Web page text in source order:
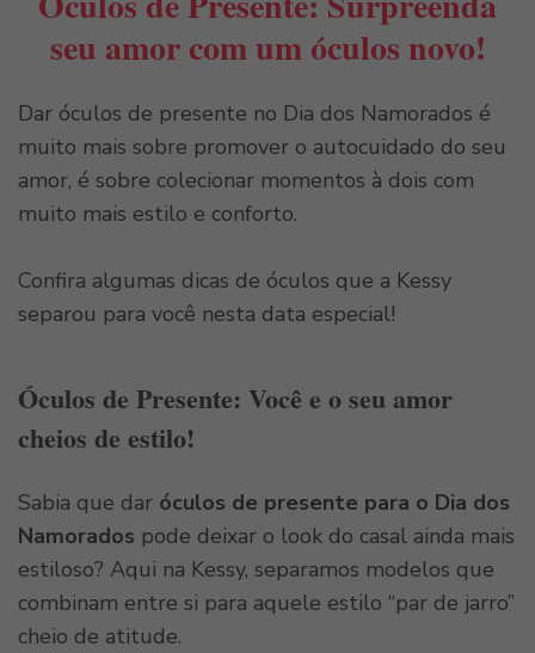
seu amor com um óculos novo!
Dar óculos de presente no Dia dos Namorados é
muito mais sobre promover o autocuidado do seu
amor, é sobre colecionar momentos à dois com
muito mais estilo e conforto.
Confira algumas dicas de óculos que a Kessy
separou para você nesta data especial!
Óculos de Presente: Você e o seu amor
cheios de estilo!
Sabia que dar óculos de presente para o Dia dos
Namorados pode deixar o look do casal ainda mais
estiloso? Aqui na Kessy, separamos modelos que
combinam entre si para aquele estilo “par de jarro”
cheio de atitude.